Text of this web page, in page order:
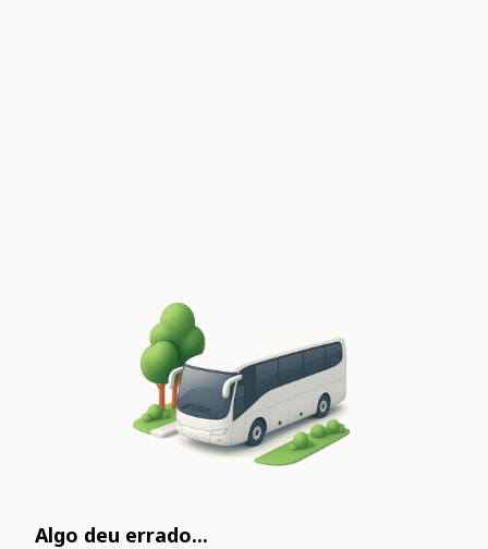
Algo deu errado...